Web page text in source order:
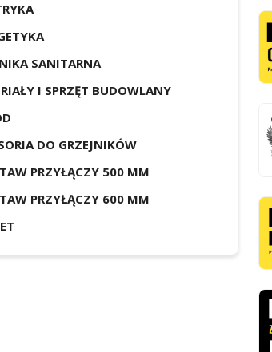
SANITARNA
I SPRZĘT BUDOWLANY
DO GRZEJNIKÓW
PRZYŁĄCZY 500 MM
PRZYŁĄCZY 600 MM